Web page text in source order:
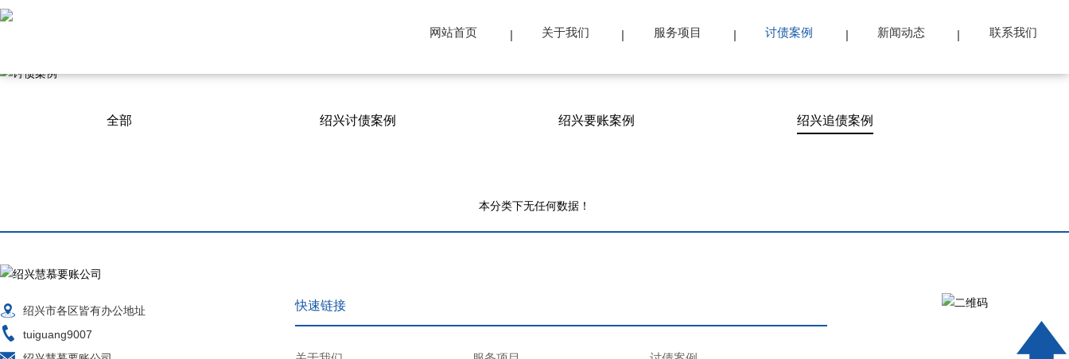
网站首页 关于我们 服务项目 讨债案例 新闻动态 联系我们
全部 绍兴讨债案例 绍兴要账案例 绍兴追债案例
本分类下无任何数据！
绍兴市各区皆有办公地址
tuiguang9007
快速链接